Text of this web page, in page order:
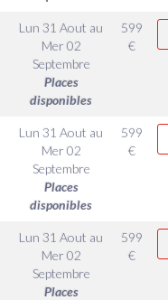
Lun 31 Aout au
Mer 02
Septembre
Places
disponibles
599
€
Lun 31 Aout au
Mer 02
Septembre
Places
disponibles
599
€
Lun 31 Aout au
Mer 02
Septembre
Places
599
€